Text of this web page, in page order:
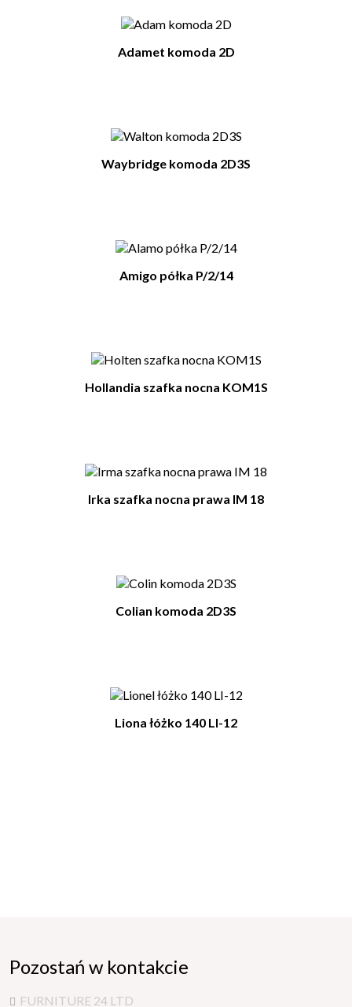
Adamet komoda 2D
Waybridge komoda 2D3S
Amigo półka P/2/14
Hollandia szafka nocna KOM1S
Irka szafka nocna prawa IM 18
Colian komoda 2D3S
Liona łóżko 140 LI-12
Pozostań w kontakcie
FURNITURE 24 LTD